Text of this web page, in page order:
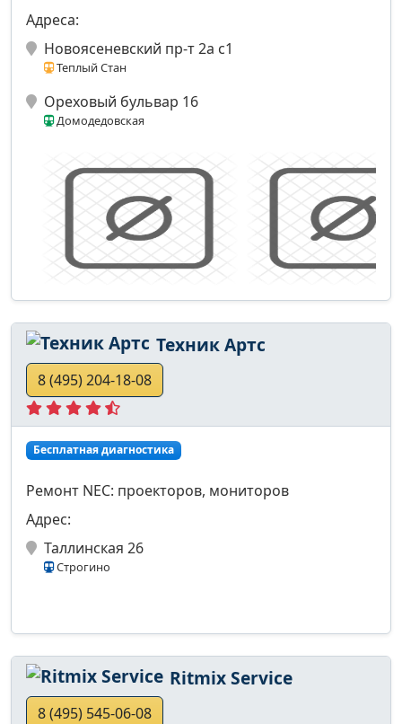
Адреса:
Новоясеневский пр-т 2а с1
Теплый Стан
Ореховый бульвар 16
Домодедовская
Техник Артс
8 (495) 204-18-08
Бесплатная диагностика
Ремонт NEC: проекторов, мониторов
Адрес:
Таллинская 26
Строгино
Ritmix Service
8 (495) 545-06-08